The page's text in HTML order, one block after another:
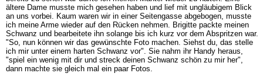
ältere Dame musste mich gesehen haben und lief mit ungläubigem Blick
an uns vorbei. Kaum waren wir in einer Seitengasse abgebogen, musste
ich meine Arme wieder auf den Rücken nehmen. Brigitte packte meinen
Schwanz und bearbeitete ihn solange bis ich kurz vor dem Abspritzen war.
"So, nun können wir das gewünschte Foto machen. Siehst du, das stelle
ich mir unter einem harten Schwanz vor". Sie nahm ihr Handy heraus,
"spiel ein wenig mit dir und streck deinen Schwanz schön zu mir her",
dann machte sie gleich mal ein paar Fotos.